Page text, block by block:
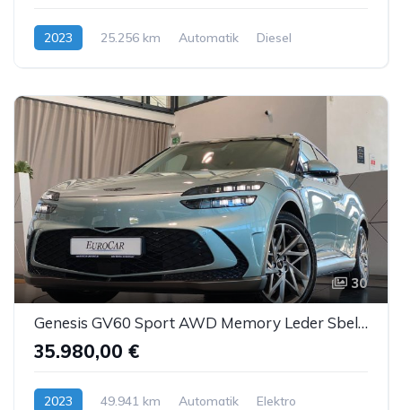
2023 25.256 km Automatik Diesel
30
Genesis GV60 Sport AWD Memory Leder Sbel Panorama ACC
35.980,00 €
2023 49.941 km Automatik Elektro